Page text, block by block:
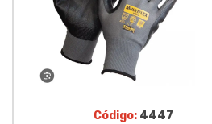
Código: 4447